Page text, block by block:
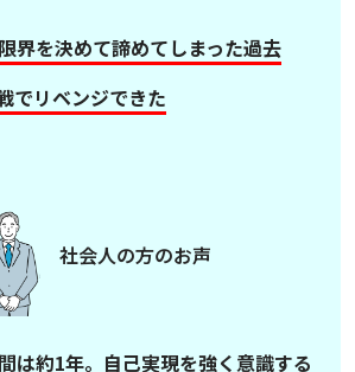
界を決めて諦めてしまった過去
でリベンジできた
社会人の方のお声
は約1年。自己実現を強く意識する